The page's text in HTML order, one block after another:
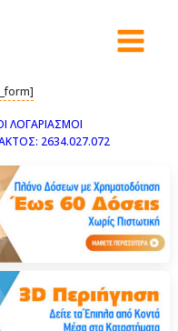
ΛΟΓΑΡΙΑΣΜΟΙ
2634.027.072